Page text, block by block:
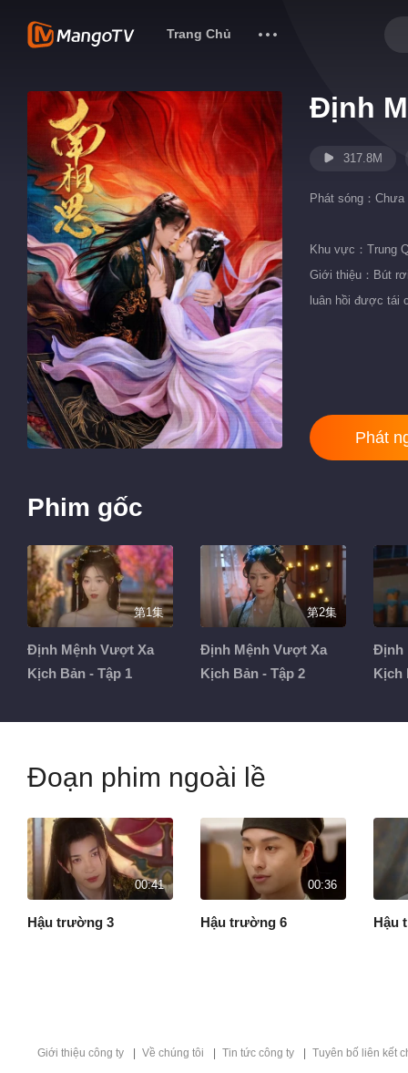
Trang Chủ
Định
317.8M
Phát sóng： Chưa
Khu vực： Trung
Giới thiệu：Bút
luân hồi được tái
Phát
Phim gốc
第1集
Định Mệnh Vượt Xa
Kịch Bản - Tập 1
第2集
Định Mệnh Vượt Xa
Kịch Bản - Tập 2
Định
Kịch
Đoạn phim ngoài lề
00:41
Hậu trường 3
00:36
Hậu trường 6 Hậu
Giới thiệu công ty Về chúng tôi Tin tức công ty Tuyên bố liên kết